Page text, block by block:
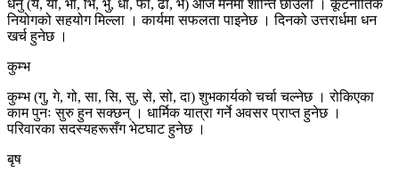
धनु (ये, यो, भा, भि, भु, धा, फा, ढा, भे) आज मनमा शान्ति छाउला । कूटनीतिक
नियोगको सहयोग मिल्ला । कार्यमा सफलता पाइनेछ । दिनको उत्तरार्धमा धन
खर्च हुनेछ ।
कुम्भ
कुम्भ (गु, गे, गो, सा, सि, सु, से, सो, दा) शुभकार्यको चर्चा चल्नेछ । रोकिएका
काम पुनः सुरु हुन सक्छन् । धार्मिक यात्रा गर्ने अवसर प्राप्त हुनेछ ।
परिवारका सदस्यहरूसँग भेटघाट हुनेछ ।
बृष